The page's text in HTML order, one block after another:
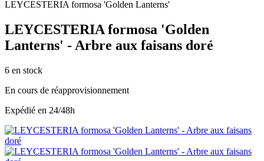
LEYCESTERIA formosa 'Golden Lanterns'
LEYCESTERIA formosa 'Golden
Lanterns' - Arbre aux faisans doré
6 en stock
En cours de réapprovisionnement
Expédié en 24/48h